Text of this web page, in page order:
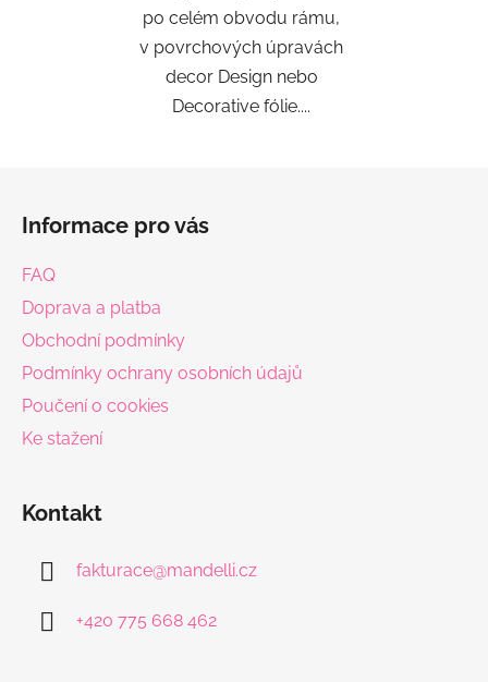
po celém obvodu rámu,
v povrchových úpravách
decor Design nebo
Decorative fólie....
Informace pro vás
FAQ
Doprava a platba
Obchodní podmínky
Podmínky ochrany osobních údajů
Poučení o cookies
Ke stažení
Kontakt
fakturace@mandelli.cz
+420 775 668 462